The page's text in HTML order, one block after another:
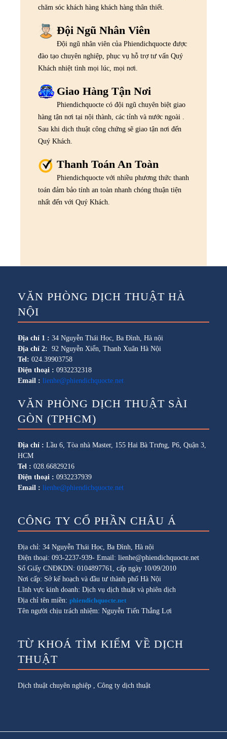
chăm sóc khách hàng khách hàng thân thiết.
Đội Ngũ Nhân Viên
Đội ngũ nhân viên của Phiendichquocte được
đào tạo chuyên nghiệp, phục vụ hỗ trợ tư vấn Quý
Khách nhiệt tình mọi lúc, mọi nơi.
Giao Hàng Tận Nơi
Phiendichquocte có đội ngũ chuyên biệt giao
hàng tận nơi tại nội thành, các tỉnh và nước ngoài .
Sau khi dịch thuật công chứng sẽ giao tận nơi đến
Quý Khách.
Thanh Toán An Toàn
Phiendichquocte với nhiều phương thức thanh
toán đảm bảo tính an toàn nhanh chóng thuận tiện
nhất đến với Quý Khách.
VĂN PHÒNG DỊCH THUẬT HÀ
NỘI
Địa chỉ 1 : 34 Nguyễn Thái Học, Ba Đình, Hà nội
Địa chỉ 2: 92 Nguyễn Xiển, Thanh Xuân Hà Nội
Tel: 024.39903758
Điện thoại : 0932232318
Email : lienhe@phiendichquocte.net
VĂN PHÒNG DỊCH THUẬT SÀI
GÒN (TPHCM)
Địa chỉ : Lầu 6, Tòa nhà Master, 155 Hai Bà Trưng, P6, Quận 3,
HCM
Tel : 028.66829216
Điện thoại : 0932237939
Email : lienhe@phiendichquocte.net
CÔNG TY CỔ PHẦN CHÂU Á
Địa chỉ: 34 Nguyễn Thái Học, Ba Đình, Hà nội
Điện thoại: 093-2237-939- Email: lienhe@phiendichquocte.net
Số Giấy CNĐKDN: 0104897761, cấp ngày 10/09/2010
Nơi cấp: Sở kế hoạch và đầu tư thành phố Hà Nội
Lĩnh vực kinh doanh: Dịch vụ dịch thuật và phiên dịch
Địa chỉ tên miền: phiendichquocte.net
Tên người chịu trách nhiệm: Nguyễn Tiến Thắng Lợi
TỪ KHOÁ TÌM KIẾM VỀ DỊCH
THUẬT
Dịch thuật chuyên nghiệp , Công ty dịch thuật